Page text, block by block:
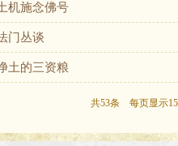
机施念佛号
门丛谈
土的三资粮
共53条 每页显示